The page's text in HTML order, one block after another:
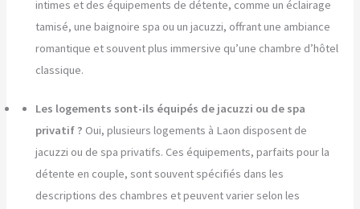
intimes et des équipements de détente, comme un éclairage
tamisé, une baignoire spa ou un jacuzzi, offrant une ambiance
romantique et souvent plus immersive qu’une chambre d’hôtel
classique.
Les logements sont-ils équipés de jacuzzi ou de spa
privatif ? Oui, plusieurs logements à Laon disposent de
jacuzzi ou de spa privatifs. Ces équipements, parfaits pour la
détente en couple, sont souvent spécifiés dans les
descriptions des chambres et peuvent varier selon les